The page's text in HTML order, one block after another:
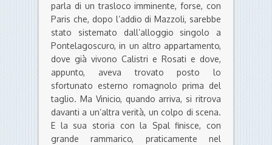
parla di un trasloco imminente, forse, con
Paris che, dopo l’addio di Mazzoli, sarebbe
stato sistemato dall’alloggio singolo a
Pontelagoscuro, in un altro appartamento,
dove già vivono Calistri e Rosati e dove,
appunto, aveva trovato posto lo
sfortunato esterno romagnolo prima del
taglio. Ma Vinicio, quando arriva, si ritrova
davanti a un’altra verità, un colpo di scena.
E la sua storia con la Spal finisce, con
grande rammarico, praticamente nel